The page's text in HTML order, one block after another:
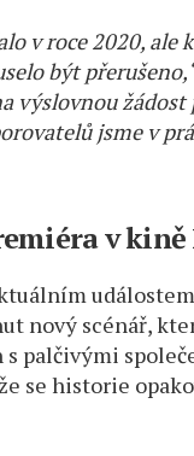
v roce 2020, ale
být
výslovnou žádost
jsme v
v
nový scénář,
palčivými
se historie